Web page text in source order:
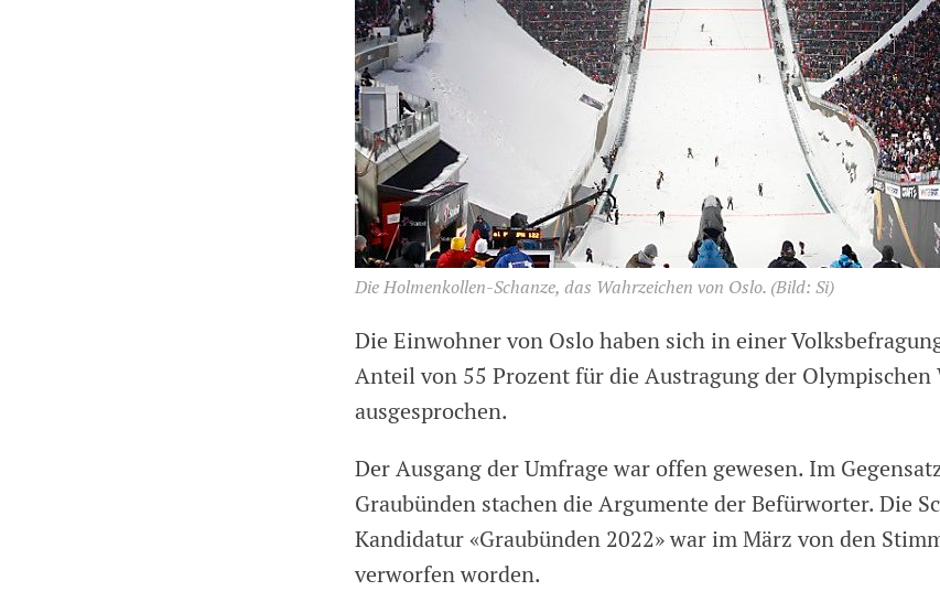
Die Holmenkollen-Schanze, das Wahrzeichen von Oslo. (Bild: Si)
Die Einwohner von Oslo haben sich in einer
Anteil von 55 Prozent für die Austragung der Olympischen
ausgesprochen.
Der Ausgang der Umfrage war offen gewesen. Im
Graubünden stachen die Argumente der Befürworter. Die
Kandidatur «Graubünden 2022» war im März von den
verworfen worden.